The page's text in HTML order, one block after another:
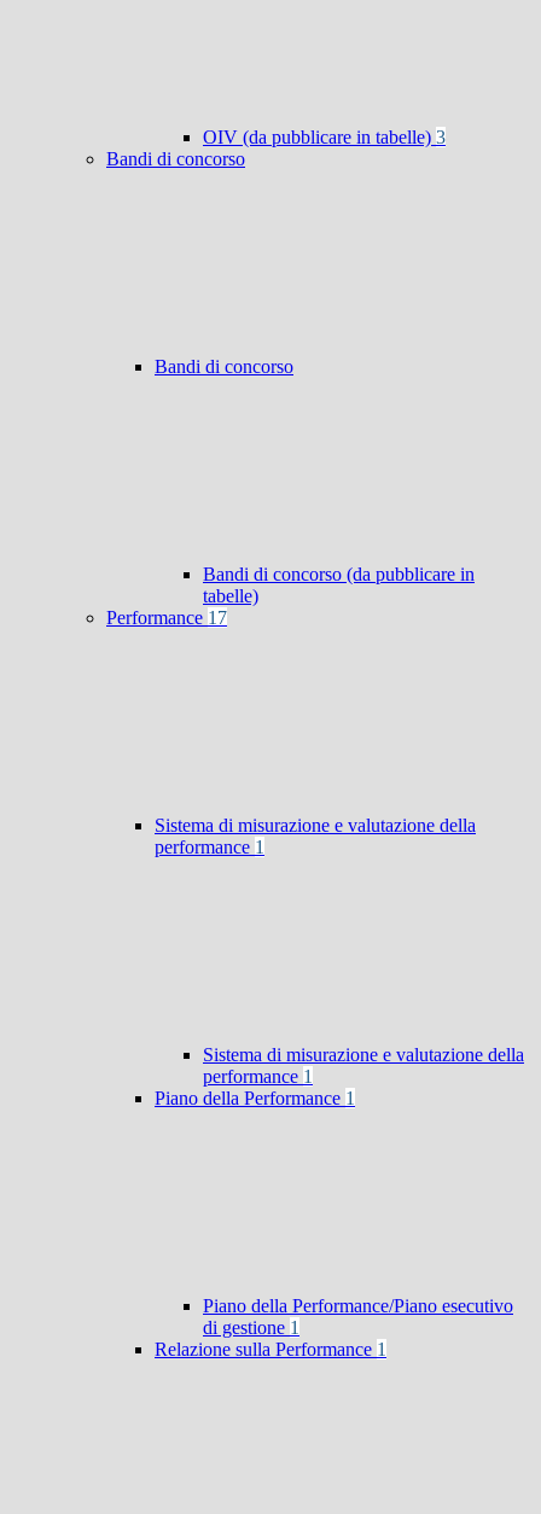
OIV (da pubblicare in tabelle) 3
Bandi di concorso
Bandi di concorso
Bandi di concorso (da pubblicare in
tabelle)
Performance 17
Sistema di misurazione e valutazione della
performance 1
Sistema di misurazione e valutazione della
performance 1
Piano della Performance 1
Piano della Performance/Piano esecutivo
di gestione 1
Relazione sulla Performance 1